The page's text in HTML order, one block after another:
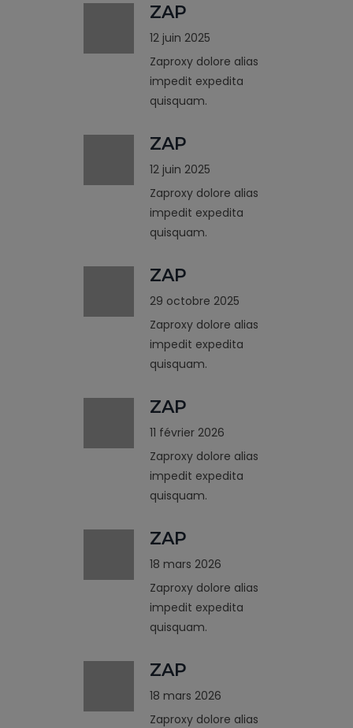
ZAP
12 juin 2025
Zaproxy dolore alias
impedit expedita
quisquam.
ZAP
12 juin 2025
Zaproxy dolore alias
impedit expedita
quisquam.
ZAP
29 octobre 2025
Zaproxy dolore alias
impedit expedita
quisquam.
ZAP
11 février 2026
Zaproxy dolore alias
impedit expedita
quisquam.
ZAP
18 mars 2026
Zaproxy dolore alias
impedit expedita
quisquam.
ZAP
18 mars 2026
Zaproxy dolore alias